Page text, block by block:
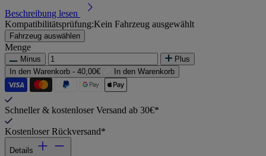
Beschreibung lesen
Kompatibilitätsprüfung:Kein Fahrzeug ausgewählt
Fahrzeug auswählen
Menge
Minus
Plus
In den Warenkorb - 40,00€ In den Warenkorb
Schneller & kostenloser Versand ab 30€*
Kostenloser Rückversand*
Details